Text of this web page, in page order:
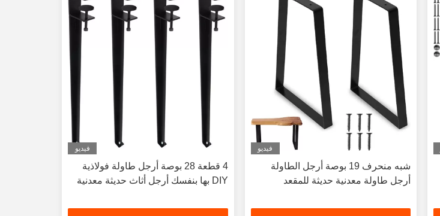
فيديو
شبه منحرف 19 بوصة أرجل الطاولة
أرجل طاولة معدنية حديثة للمقعد
فيديو
4 قطعة 28 بوصة أرجل طاولة فولاذية
DIY بها بنفسك أرجل أثاث حديثة معدنية